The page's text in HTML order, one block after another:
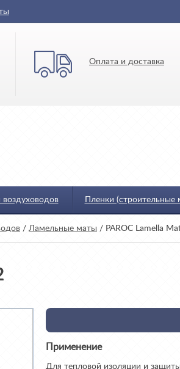
Оплата и доставка
Пленки
/ Ламельные маты / PAROC Lamella
Применение
Для тепловой изоляции и